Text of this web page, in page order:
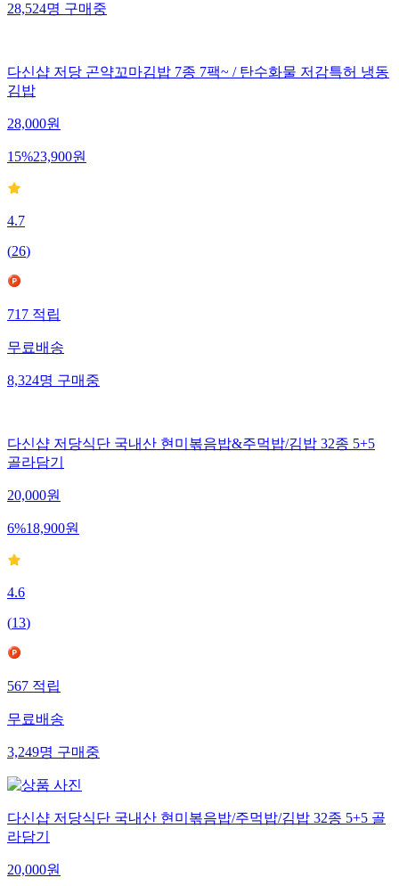
28,524명 구매중
다신샵 저당 곤약꼬마김밥 7종 7팩~ / 탄수화물 저감특허 냉동
김밥
28,000원
15%23,900원
4.7
(26)
717 적립
무료배송
8,324명 구매중
다신샵 저당식단 국내산 현미볶음밥&주먹밥/김밥 32종 5+5
골라담기
20,000원
6%18,900원
4.6
(13)
567적립
무료배송
3,249명구매중
다신샵 저당식단 국내산 현미볶음밥/주먹밥/김밥 32종 5+5 골
라담기
20,000원